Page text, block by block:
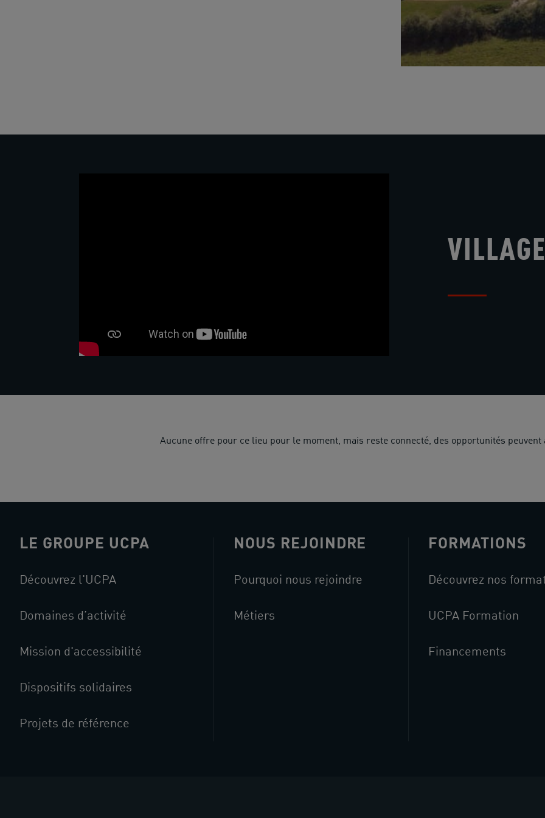
Aucune offre pour ce lieu pour le moment, mais reste connecté, des opportunités
LE GROUPE UCPA
Découvrez l'UCPA
Domaines d’activité
Mission d'accessibilité
Dispositifs solidaires
Projets de référence
NOUS REJOINDRE
Pourquoi nous rejoindre
Métiers
FORMATIONS
Découvrez nos
UCPA Formation
Financements